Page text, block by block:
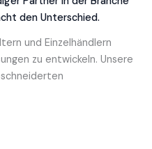
den Unterschied.
und Einzelhändlern
zu entwickeln. Unsere